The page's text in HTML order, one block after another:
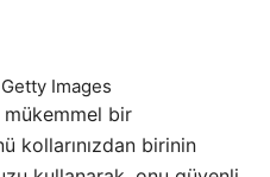
Images
bir
kollarınızdan birinin